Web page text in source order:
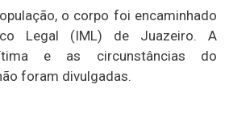
o corpo foi encaminhado
Legal (IML) de Juazeiro. A
e as circunstâncias do
foram divulgadas.